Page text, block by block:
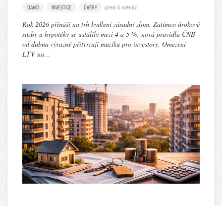
DAVID INVESTICE ÚVĚRY před 4 měsíci
Rok 2026 přináší na trh bydlení zásadní zlom. Zatímco úrokové
sazby u hypotéky se ustálily mezi 4 a 5 %, nová pravidla ČNB
od dubna výrazně přitvrzují muziku pro investory. Omezení
LTV na…